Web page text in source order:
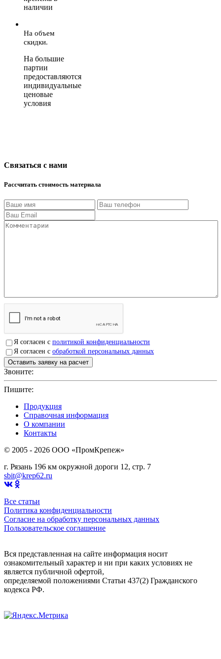
наличии
На объем
скидки.
На большие
партии
предоставляются
индивидуальные
ценовые
условия
Связаться с нами
Рассчитать стоимость материала
Я согласен с политикой конфиденциальности
Я согласен с обработкой персональных данных
Звоните:
Пишите:
Продукция
Справочная информация
О компании
Контакты
© 2005 - 2026 OOO «ПромКрепеж»
г. Рязань 196 км окружной дороги 12, стр. 7
sbit@krep62.ru
Все статьи
Политика конфиденциальности
Согласие на обработку персональных данных
Пользовательское соглашение
Вся представленная на сайте информация носит
ознакомительный характер и ни при каких условиях не
является публичной офертой,
определяемой положениями Статьи 437(2) Гражданского
кодекса РФ.